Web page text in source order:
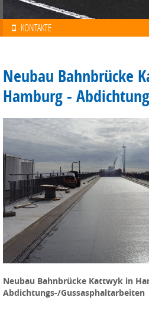
KONTAKTE
Neubau Bahnbrücke
Hamburg -
Neubau Bahnbrücke Kattwyk in
Abdichtungs-/Gussasphaltarbeiten